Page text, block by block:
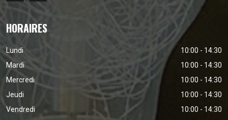
HORAIRES
Lundi
10:00 - 14:30
Mardi
10:00 - 14:30
Mercredi
10:00 - 14:30
Jeudi
10:00 - 14:30
Vendredi
10:00 - 14:30